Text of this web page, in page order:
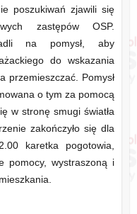
poszukiwań zjawili się
zastępów OSP.
na pomysł, aby
do wskazania
przemieszczać. Pomysł
o tym za pomocą
w stronę smugi światła
zakończyło się dla
karetka pogotowia,
pomocy, wystraszoną i